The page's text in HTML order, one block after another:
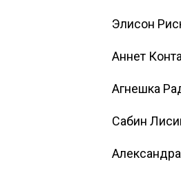
Элисон
Аннет
Агнешка
Сабин